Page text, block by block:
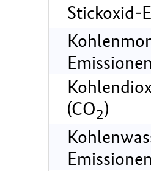
Stickoxid-
(CO2)